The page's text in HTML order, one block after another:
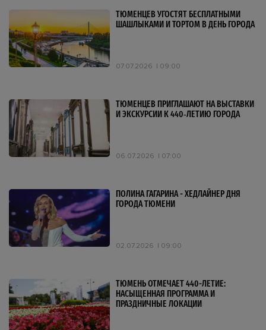
ТЮМЕНЦЕВ УГОСТЯТ БЕСПЛАТНЫМИ
ШАШЛЫКАМИ И ТОРТОМ В ДЕНЬ ГОРОДА
07.07.2026 09:00
ТЮМЕНЦЕВ ПРИГЛАШАЮТ НА ВЫСТАВКИ
И ЭКСКУРСИИ К 440‑ЛЕТИЮ ГОРОДА
06.07.2026 07:00
ПОЛИНА ГАГАРИНА - ХЕДЛАЙНЕР ДНЯ
ГОРОДА ТЮМЕНИ
02.07.2026 09:00
ТЮМЕНЬ ОТМЕЧАЕТ 440-ЛЕТИЕ:
НАСЫЩЕННАЯ ПРОГРАММА И
ПРАЗДНИЧНЫЕ ЛОКАЦИИ